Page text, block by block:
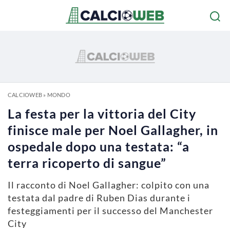
CALCIOWEB» MONDO
La festa per la vittoria del City
finisce male per Noel Gallagher, in
ospedale dopo una testata: “a
terra ricoperto di sangue”
Il racconto di Noel Gallagher: colpito con una
testata dal padre di Ruben Dias durante i
festeggiamenti per il successo del Manchester
City